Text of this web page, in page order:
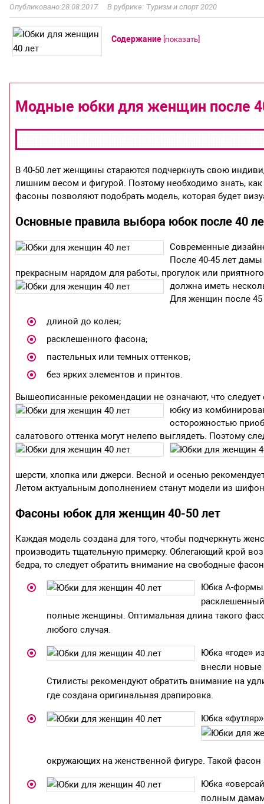
28.08.2017 Туризм и спорт 2020
Содержание [показать]
Модные юбки для женщин после
В 40-50 лет женщины стараются подчеркнуть свою
лишним весом и фигурой. Поэтому необходимо знать,
фасоны позволяют подобрать модель, которая будет
Основные правила выбора юбок после 40
Современные
После 40-45 лет
прекрасным нарядом для работы, прогулок или
должна иметь
Для женщин после 45
длиной до колен;
расклешенного фасона;
пастельных или темных оттенков;
без ярких элементов и принтов.
Вышеописанные рекомендации не означают, что
юбку из
осторожностью
салатового оттенка могут нелепо выглядеть. Поэтому
шерсти, хлопка или джерси. Весной и осенью
Летом актуальным дополнением станут модели из
Фасоны юбок для женщин 40-50 лет
Каждая модель создана для того, чтобы подчеркнуть
производить тщательную примерку. Облегающий крой
бедра, то следует обратить внимание на свободные
Юбка А-формы
расклешенный
полные женщины. Оптимальная длина такого
любого случая.
Юбка «годе»
внесли новые
Стилисты рекомендуют обратить внимание на
где создана оригинальная драпировка.
Юбка
окружающих на женственной фигуре. Такой фасон
Юбка
полным